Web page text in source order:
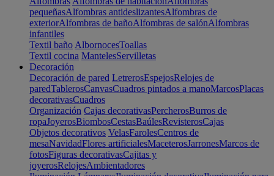
pequeñasAlfombras antideslizantesAlfombras de
exteriorAlfombras de bañoAlfombras de salónAlfombras
infantiles
Textil baño AlbornocesToallas
Textil cocina MantelesServilletas
Decoración
Decoración de pared LetrerosEspejosRelojes de
paredTablerosCanvasCuadros pintados a manoMarcosPlacas
decorativasCuadros
Organización Cajas decorativasPercherosBurros de
ropaJoyerosBiombosCestasBaúlesRevisterosCajas
Objetos decorativos VelasFarolesCentros de
mesaNavidadFlores artificialesMaceterosJarronesMarcos de
fotosFiguras decorativasCajitas y
joyerosRelojesAmbientadores